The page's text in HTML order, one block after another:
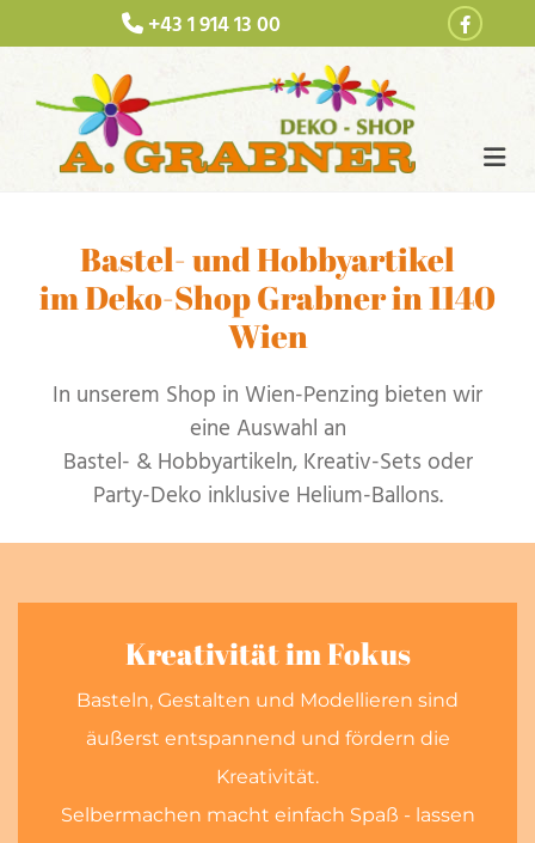
 +43 1 914 13 00
Bastel- und Hobbyartikel
im Deko-Shop Grabner in 1140
Wien
In unserem Shop in Wien-Penzing bieten wir
eine Auswahl an
Bastel- & Hobbyartikeln, Kreativ-Sets oder
Party-Deko inklusive Helium-Ballons.
Kreativität im Fokus
Basteln, Gestalten und Modellieren sind
äußerst entspannend und fördern die
Kreativität.
Selbermachen macht einfach Spaß - lassen